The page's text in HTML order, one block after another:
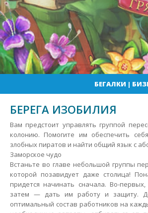
БЕГАЛКИ |
БЕРЕГА ИЗОБИЛИЯ
Вам предстоит управлять группой
колонию. Помогите им обеспечить
злобных пиратов и найти общий язык с
Заморское чудо
Встаньте во главе небольшой группы
которой позавидует даже столица!
придется начинать сначала. Во-
затем — дать им работу и защиту.
оптимальный состав работников на